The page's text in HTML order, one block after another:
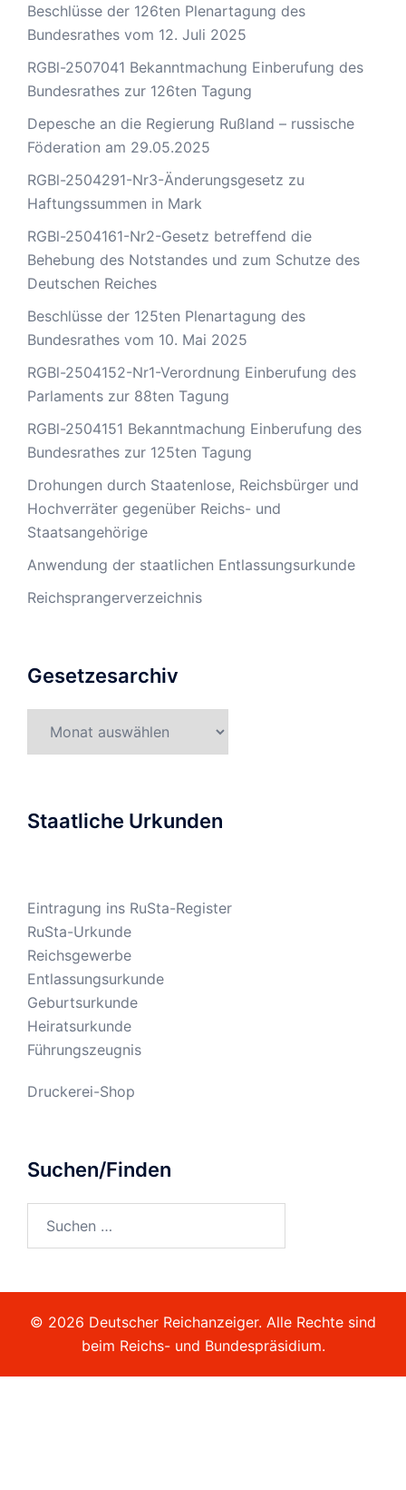
Beschlüsse der 126ten Plenartagung des
Bundesrathes vom 12. Juli 2025
RGBl-2507041 Bekanntmachung Einberufung des
Bundesrathes zur 126ten Tagung
Depesche an die Regierung Rußland – russische
Föderation am 29.05.2025
RGBl-2504291-Nr3-Änderungsgesetz zu
Haftungssummen in Mark
RGBl-2504161-Nr2-Gesetz betreffend die
Behebung des Notstandes und zum Schutze des
Deutschen Reiches
Beschlüsse der 125ten Plenartagung des
Bundesrathes vom 10. Mai 2025
RGBl-2504152-Nr1-Verordnung Einberufung des
Parlaments zur 88ten Tagung
RGBl-2504151 Bekanntmachung Einberufung des
Bundesrathes zur 125ten Tagung
Drohungen durch Staatenlose, Reichsbürger und
Hochverräter gegenüber Reichs- und
Staatsangehörige
Anwendung der staatlichen Entlassungsurkunde
Reichsprangerverzeichnis
Gesetzesarchiv
Staatliche Urkunden
Eintragung ins RuSta-Register
RuSta-Urkunde
Reichsgewerbe
Entlassungsurkunde
Geburtsurkunde
Heiratsurkunde
Führungszeugnis
Druckerei-Shop
Suchen/Finden
nach:
© 2026 Deutscher Reichanzeiger. Alle Rechte sind
beim Reichs- und Bundespräsidium.